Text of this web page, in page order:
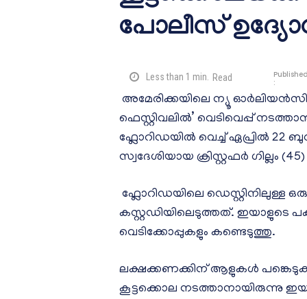
പോലീസ്
Less than 1 min. Read
Published
:
അമേരിക്കയിലെ ന്യൂ
ഫെസ്റ്റിവലിൽ’ വെടിവെപ്പ്
ഫ്ലോറിഡയിൽ വെച്ച് ഏപ്രിൽ 22
സ്വദേശിയായ ക്രിസ്റ്റഫർ ഗില്ലം
ഫ്ലോറിഡയിലെ ഡെസ്റ്റിനിലുള്ള
കസ്റ്റഡിയിലെടുത്തത്. ഇയാളുടെ
വെടിക്കോപ്പുകളും കണ്ടെടുത്തു.
ലക്ഷക്കണക്കിന് ആളുകൾ
കൂട്ടക്കൊല നടത്താനായിരുന്നു